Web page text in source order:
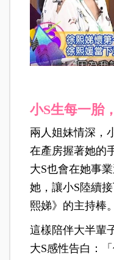
小S生每一胎
兩人姐妹情深，
在產房握著她的
大S也會在她事
她，讓小S陸續
熙娣》的主持棒。
這樣陪伴大半輩
大S感性告白：